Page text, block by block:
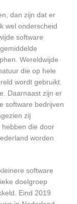
dan zijn dat er
wel onderscheid
software
Wereldwijde
die op hele
wordt gebruikt.
Daarnaast zijn er
software bedrijven
zij
hebben die door
worden
software
doelgroep
Eind 2019